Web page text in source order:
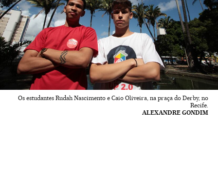
Os estudantes Rudah Nascimento e Caio Oliveira, na praça do Derby, no
Recife.
ALEXANDRE GONDIM